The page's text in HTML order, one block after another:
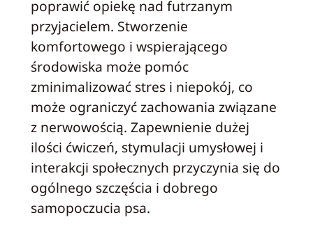
poprawić opiekę nad futrzanym
przyjacielem. Stworzenie
komfortowego i wspierającego
środowiska może pomóc
zminimalizować stres i niepokój, co
może ograniczyć zachowania związane
z nerwowością. Zapewnienie dużej
ilości ćwiczeń, stymulacji umysłowej i
interakcji społecznych przyczynia się do
ogólnego szczęścia i dobrego
samopoczucia psa.